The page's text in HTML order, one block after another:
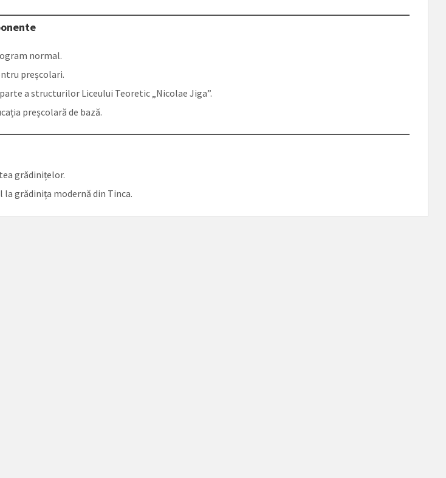
normal.
preșcolari.
a structurilor Liceului Teoretic „Nicolae Jiga”.
preșcolară de bază.
grădinițelor.
la grădinița modernă din Tinca.